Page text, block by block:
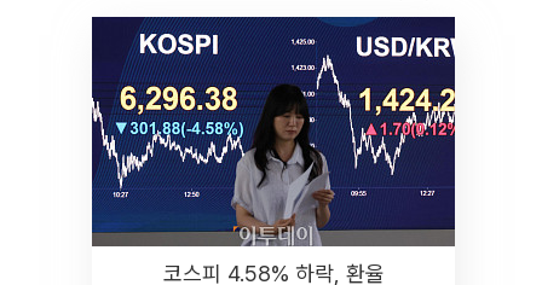
코스피 4.58% 하락, 환율